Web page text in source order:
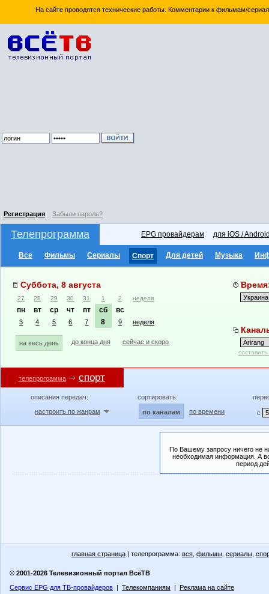
На сайте проводятся технические работы. Комментарии к фильмам/
Регистрация Забыли пароль?
Телепрограмма EPG провайдерам для iOS /
Все Фильмы Сериалы Спорт Для детей Музыка
Суббота, 8 августа
27 28 29 30 31 1 2 неделя
пн вт ср чт пт сб вс
3 4 5 6 7 8 9 неделя
на весь день до конца дня сейчас и скоро
телепрограмма спорт
описания передач:
настроить по жанрам
сортировать:
по каналам по времени с
По Вашему запросу ничего не
необходимая информация. А
период
главная страница | телепрограмма: вся фильмы сериалы
© 2001-2026 Телевизионный портал ВсёТВ
Сервис EPG для ТВ-провайдеров | Телекомпаниям | Реклама на сайте